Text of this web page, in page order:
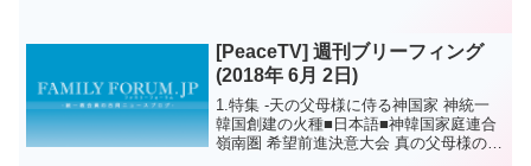
て学ぶ方にも分かりやすく解説されてい
ます。ぜひご覧く...
[PeaceTV] 週刊ブリーフィング
(2018年 6月 2日)
1.特集 -天の父母様に侍る神国家 神統一
韓国創建の火種■日本語■神韓国家庭連合
嶺南圏 希望前進決意大会 真の父母様のみ